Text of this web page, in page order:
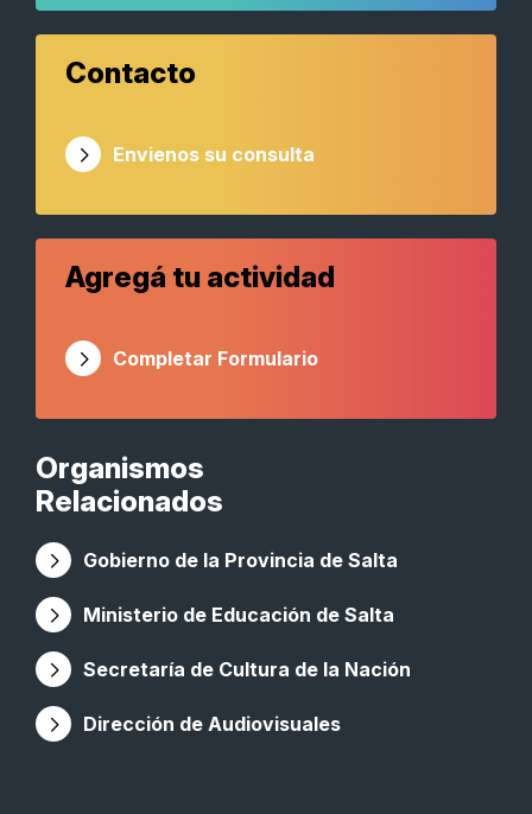
Organismos
Relacionados
Gobierno de la Provincia de Salta
Ministerio de Educación de Salta
Secretaría de Cultura de la Nación
Dirección de Audiovisuales
Contacto
Envienos su consulta
Agregá tu actividad
Completar Formulario